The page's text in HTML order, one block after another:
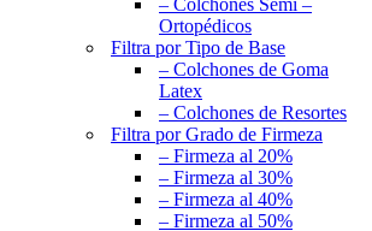
– Colchones Semi –
Ortopédicos
Filtra por Tipo de Base
– Colchones de Goma
Latex
– Colchones de Resortes
Filtra por Grado de Firmeza
– Firmeza al 20%
– Firmeza al 30%
– Firmeza al 40%
– Firmeza al 50%